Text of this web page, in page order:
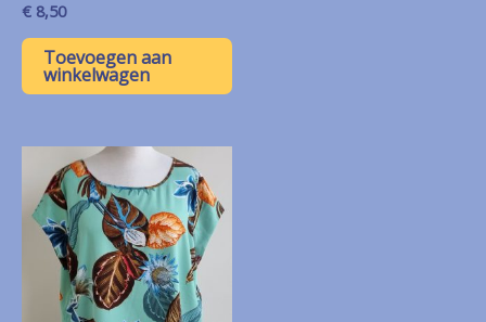
€ 8,50
Toevoegen aan
winkelwagen